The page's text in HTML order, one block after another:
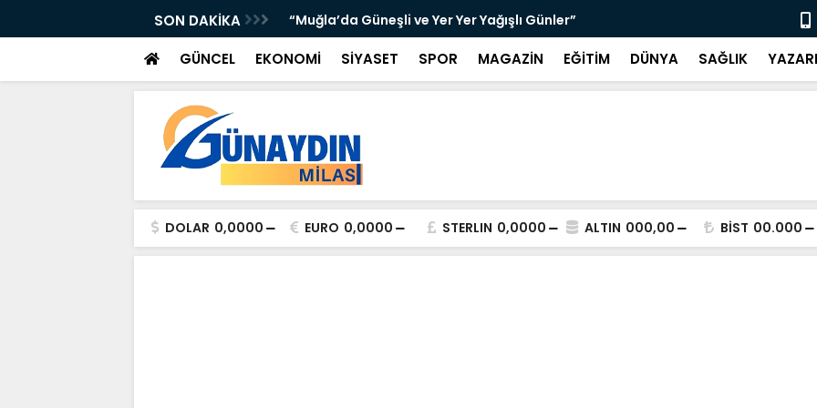
SON DAKİKA
ATTI: TORUNOĞULLARI VE OLTULU BİR “Muğla’da Güneşli ve Yer Yer Yağışlı Günler” “Sosyolog
GÜNCEL EKONOMİ SİYASET SPOR MAGAZİN EĞİTİM DÜNYA SAĞLIK
DOLAR 0,0000 EURO 0,0000 STERLIN 0,0000 ALTIN 000,00 BİST 00.000